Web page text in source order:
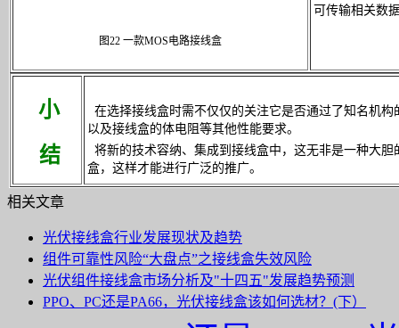
图22 一款MOS电路接线盒
可传输相关数
小
结
在选择接线盒时需不仅仅的关注它是否通过了知名机
以及接线盒的体电阻等其他性能要求。
将新的技术容纳、集成到接线盒中，这无非是一种大
盒，这样才能进行广泛的推广。
相关文章
光伏接线盒行业发展现状及趋势
组件可靠性风险“大盘点”之接线盒失效风险
光伏组件接线盒市场分析及"十四五"发展趋势预测
PPO、PC还是PA66，光伏接线盒该如何选材？(下）